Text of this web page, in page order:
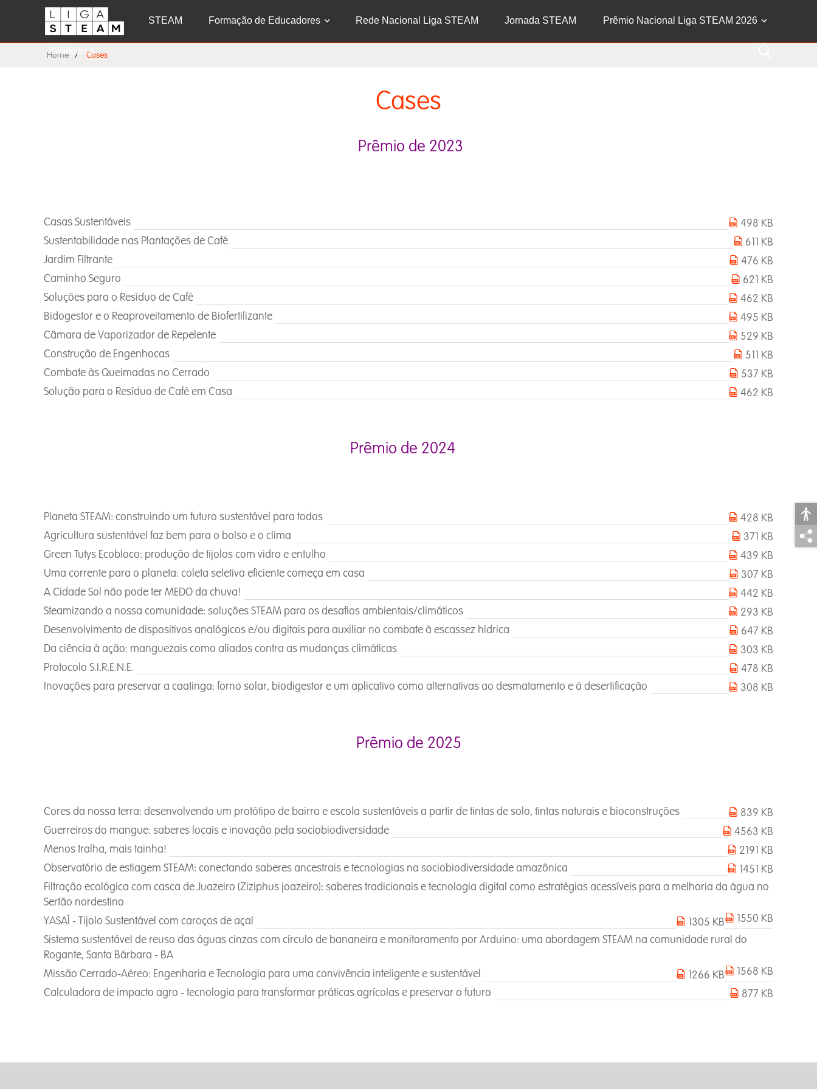
STEAM Formação de Educadores Rede Nacional Liga STEAM Jornada STEAM Prêmio Nacional Liga STEAM 2026
Biblioteca
Home Cases
Cases
Prêmio de 2023
Casas Sustentáveis
498 KB
Sustentabilidade nas Plantações de Café
611 KB
Jardim Filtrante
476 KB
Caminho Seguro
621 KB
Soluções para o Resíduo de Café
462 KB
Bidogestor e o Reaproveitamento de Biofertilizante
495 KB
Câmara de Vaporizador de Repelente
529 KB
Construção de Engenhocas
511 KB
Combate às Queimadas no Cerrado
537 KB
Solução para o Resíduo de Café em Casa
462 KB
Prêmio de 2024
Planeta STEAM: construindo um futuro sustentável para todos
428 KB
Agricultura sustentável faz bem para o bolso e o clima
371 KB
Green Tutys Ecobloco: produção de tijolos com vidro e entulho
439 KB
Uma corrente para o planeta: coleta seletiva eficiente começa em casa
307 KB
A Cidade Sol não pode ter MEDO da chuva!
442 KB
Steamizando a nossa comunidade: soluções STEAM para os desafios ambientais/climáticos
293 KB
Desenvolvimento de dispositivos analógicos e/ou digitais para auxiliar no combate à escassez hídrica
647 KB
Da ciência à ação: manguezais como aliados contra as mudanças climáticas
303 KB
Protocolo S.I.R.E.N.E.
478 KB
Inovações para preservar a caatinga: forno solar, biodigestor e um aplicativo como alternativas ao desmatamento e à desertificação
308 KB
Prêmio de 2025
Cores da nossa terra: desenvolvendo um protótipo de bairro e escola sustentáveis a partir de tintas de solo, tintas naturais e bioconstruções
839 KB
Guerreiros do mangue: saberes locais e inovação pela sociobiodiversidade
4563 KB
Menos tralha, mais tainha!
2191 KB
Observatório de estiagem STEAM: conectando saberes ancestrais e tecnologias na sociobiodiversidade amazônica
1451 KB
Filtração ecológica com casca de Juazeiro (Ziziphus joazeiro): saberes tradicionais e tecnologia digital como estratégias acessíveis para a melhoria da água no
Sertão nordestino
1550 KB
YASAÍ - Tijolo Sustentável com caroços de açaí
1305 KB
Sistema sustentável de reuso das águas cinzas com círculo de bananeira e monitoramento por Arduino: uma abordagem STEAM na comunidade rural do
Rogante, Santa Bárbara - BA
1568 KB
Missão Cerrado-Aéreo: Engenharia e Tecnologia para uma convivência inteligente e sustentável
1266 KB
Calculadora de impacto agro - tecnologia para transformar práticas agrícolas e preservar o futuro
877 KB